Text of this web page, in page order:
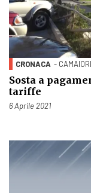
CRONACA -
Sosta a
tariffe
Pubblicato il
6 Aprile 2021